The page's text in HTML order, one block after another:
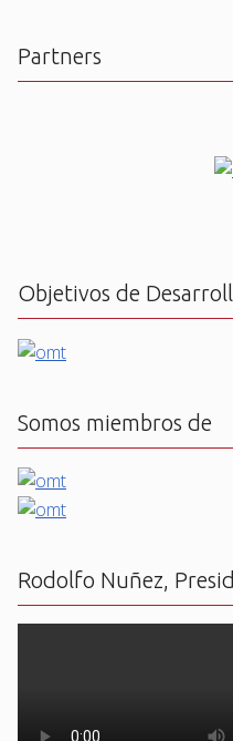
Partners
Objetivos de
Somos miembros de
Rodolfo Nuñez,